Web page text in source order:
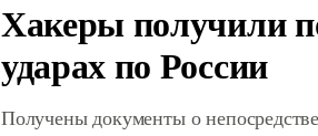
Хакеры получили
ударах по России
Получены документы о